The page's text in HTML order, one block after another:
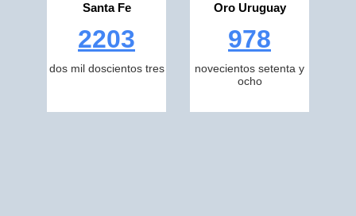
Santa Fe
2203
dos mil doscientos tres
Oro Uruguay
978
novecientos setenta y
ocho